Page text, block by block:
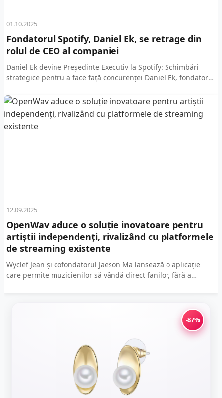
01.10.2025
Fondatorul Spotify, Daniel Ek, se retrage din
rolul de CEO al companiei
Daniel Ek devine Președinte Executiv la Spotify: Schimbări
strategice pentru a face față concurenței Daniel Ek, fondatorul
12.09.2025
OpenWav aduce o soluție inovatoare pentru
artiștii independenți, rivalizând cu platformele
de streaming existente
Wyclef Jean și cofondatorul Jaeson Ma lansează o aplicație
care permite muzicienilor să vândă direct fanilor, fără a
-87%